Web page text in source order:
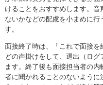
けることをおすすめします。音
ないかなどの配慮を小まめに行
す。
面接終了時は、「これで面接を
どの声掛けをして、退出（ログ
ます。終了後も面接担当者の内
者に聞かれることのないように